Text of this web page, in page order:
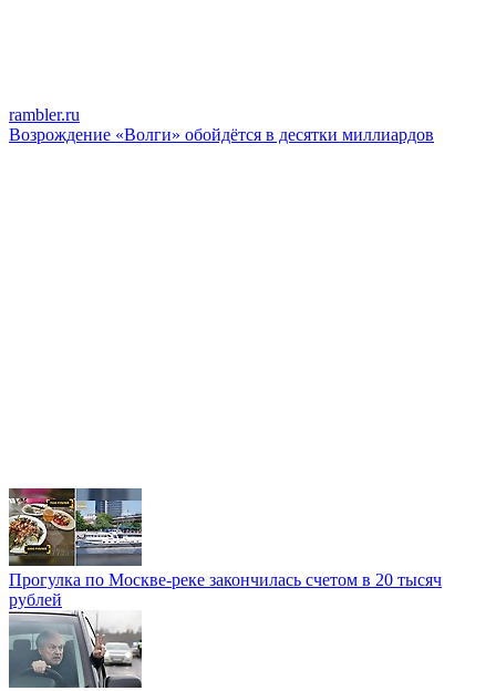
rambler.ru
Возрождение «Волги» обойдётся в десятки миллиардов
Прогулка по Москве-реке закончилась счетом в 20 тысяч
рублей